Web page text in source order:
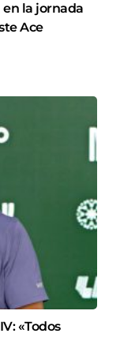
la jornada
Ace
«Todos